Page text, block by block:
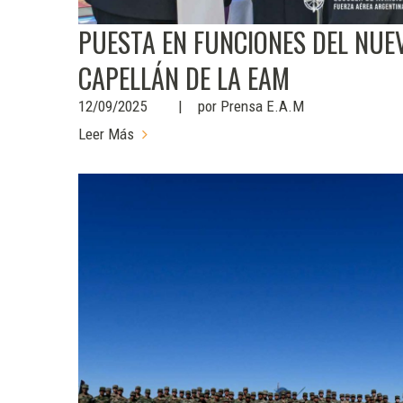
PUESTA EN FUNCIONES DEL
CAPELLÁN DE LA EAM
12/09/2025 por Prensa E.A.M
Leer Más